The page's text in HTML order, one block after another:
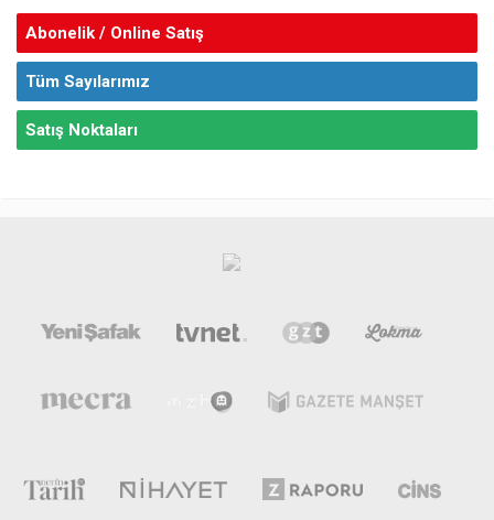
Abonelik / Online Satış
Tüm Sayılarımız
Satış Noktaları